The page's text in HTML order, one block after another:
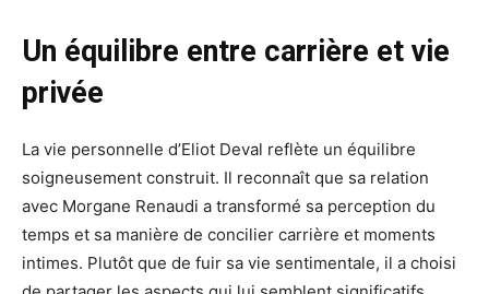
Un équilibre entre carrière et vie
privée
La vie personnelle d’Eliot Deval reflète un équilibre
soigneusement construit. Il reconnaît que sa relation
avec Morgane Renaudi a transformé sa perception du
temps et sa manière de concilier carrière et moments
intimes. Plutôt que de fuir sa vie sentimentale, il a choisi